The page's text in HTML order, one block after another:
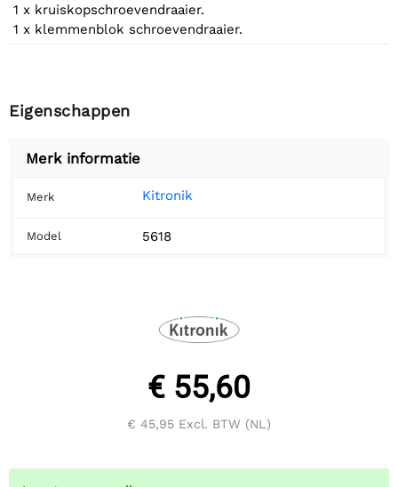
1 x kruiskopschroevendraaier.
1 x klemmenblok schroevendraaier.
Eigenschappen
Merk informatie
Merk Kitronik
Model 5618
€ 55,60
€ 45,95 Excl. BTW (NL)